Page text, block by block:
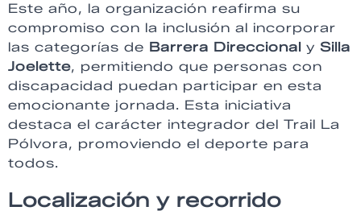
Este año, la organización reafirma su
compromiso con la inclusión al incorporar
las categorías de Barrera Direccional y Silla
Joelette, permitiendo que personas con
discapacidad puedan participar en esta
emocionante jornada. Esta iniciativa
destaca el carácter integrador del Trail La
Pólvora, promoviendo el deporte para
todos.
Localización y recorrido